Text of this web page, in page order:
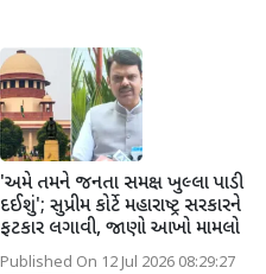
'અમે તમને જનતા સમક્ષ ખુલ્લા પાડી
દઈશું'; સુપ્રીમ કોર્ટે મહારાષ્ટ્ર સરકારને
ફટકાર લગાવી, જાણો આખો મામલો
Published On 12 Jul 2026 08:29:27